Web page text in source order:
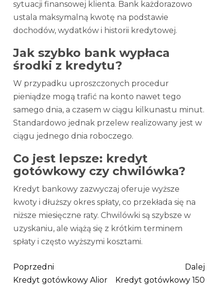
sytuacji finansowej klienta. Bank każdorazowo
ustala maksymalną kwotę na podstawie
dochodów, wydatków i historii kredytowej.
Jak szybko bank wypłaca
środki z kredytu?
W przypadku uproszczonych procedur
pieniądze mogą trafić na konto nawet tego
samego dnia, a czasem w ciągu kilkunastu minut.
Standardowo jednak przelew realizowany jest w
ciągu jednego dnia roboczego.
Co jest lepsze: kredyt
gotówkowy czy chwilówka?
Kredyt bankowy zazwyczaj oferuje wyższe
kwoty i dłuższy okres spłaty, co przekłada się na
niższe miesięczne raty. Chwilówki są szybsze w
uzyskaniu, ale wiążą się z krótkim terminem
spłaty i często wyższymi kosztami.
Poprzedni
Kredyt gotówkowy Alior
Dalej
Kredyt gotówkowy 150